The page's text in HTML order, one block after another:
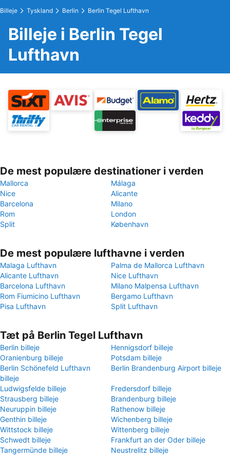
Billeje Tyskland Berlin Berlin Tegel Lufthavn
Billeje i Berlin Tegel
Lufthavn
De mest populære destinationer i verden
Mallorca
Málaga
Nice
Alicante
Barcelona
Milano
Rom
London
Split
København
De mest populære lufthavne i verden
Malaga Lufthavn
Palma de Mallorca Lufthavn
Alicante Lufthavn
Nice Lufthavn
Barcelona Lufthavn
Milano Malpensa Lufthavn
Rom Fiumicino Lufthavn
Bergamo Lufthavn
Pisa Lufthavn
Split Lufthavn
Tæt på Berlin Tegel Lufthavn
Berlin billeje
Hennigsdorf billeje
Oranienburg billeje
Potsdam billeje
Berlin Schönefeld Lufthavn
billeje
Berlin Brandenburg Airport billeje
Ludwigsfelde billeje
Fredersdorf billeje
Strausberg billeje
Brandenburg billeje
Neuruppin billeje
Rathenow billeje
Genthin billeje
Wichenberg billeje
Wittstock billeje
Wittenberg billeje
Schwedt billeje
Frankfurt an der Oder billeje
Tangermünde billeje
Neustrelitz billeje